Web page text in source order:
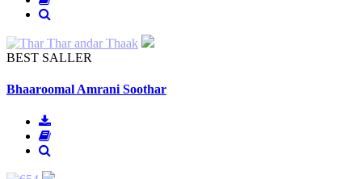
BEST SALLER
Bhaaroomal Amrani Soothar